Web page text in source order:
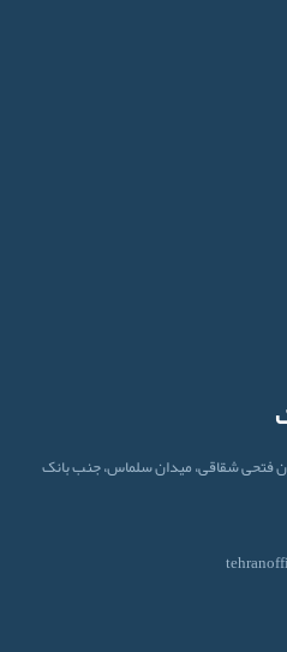
فتحی شقاقی، میدان سلماس، جنب بانک